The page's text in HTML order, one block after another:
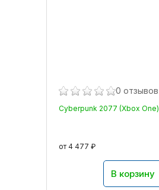
0 отзывов
Cyberpunk 2077 (Xbox One)
от 4 477 ₽
В корзину